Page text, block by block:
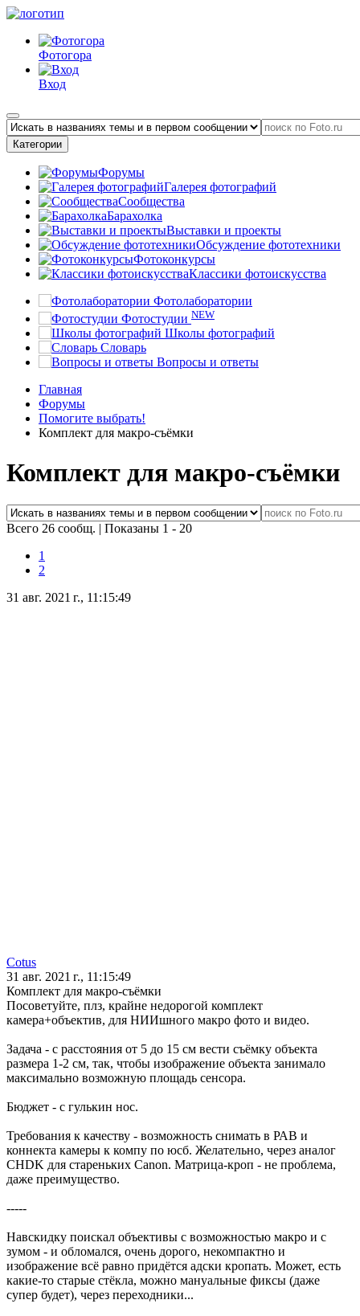
Фотогора
Вход
Категории
Форумы
Галерея фотографий
Сообщества
Барахолка
Выставки и проекты
Обсуждение фототехники
Фотоконкурсы
Классики фотоискусства
Фотолаборатории
Фотостудии NEW
Школы фотографий
Словарь
Вопросы и ответы
Главная
Форумы
Помогите выбрать!
Комплект для макро-съёмки
Комплект для макро-съёмки
Всего 26 сообщ. | Показаны 1 - 20
1
2
31 авг. 2021 г., 11:15:49
Cotus
31 авг. 2021 г., 11:15:49
Комплект для макро-съёмки
Посоветуйте, плз, крайне недорогой комплект
камера+объектив, для НИИшного макро фото и видео.
Задача - с расстояния от 5 до 15 см вести съёмку объекта
размера 1-2 см, так, чтобы изображение объекта занимало
максимально возможную площадь сенсора.
Бюджет - с гулькин нос.
Требования к качеству - возможность снимать в РАВ и
коннекта камеры к компу по юсб. Желательно, через аналог
CHDK для стареньких Canon. Матрица-кроп - не проблема,
даже преимущество.
-----
Навскидку поискал объективы с возможностью макро и с
зумом - и обломался, очень дорого, некомпактно и
изображение всё равно придётся адски кропать. Может, есть
какие-то старые стёкла, можно мануальные фиксы (даже
супер будет), через переходники...